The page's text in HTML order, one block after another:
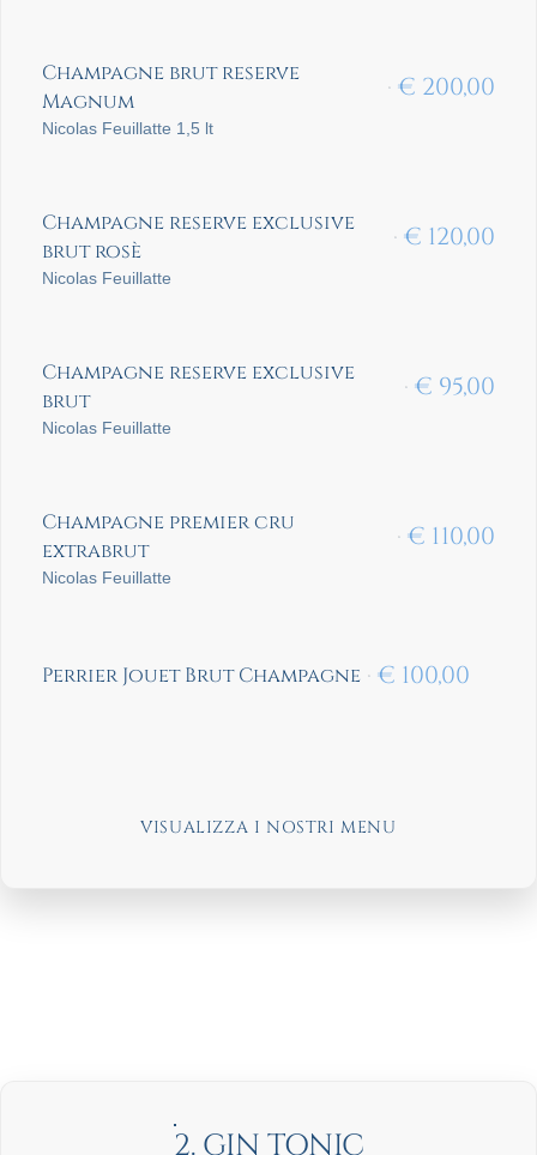
Champagne brut reserve
Magnum
€ 200,00
Nicolas Feuillatte 1,5 lt
Champagne reserve exclusive
brut rosè
€ 120,00
Nicolas Feuillatte
Champagne reserve exclusive
brut
€ 95,00
Nicolas Feuillatte
Champagne premier cru
extrabrut
€ 110,00
Nicolas Feuillatte
Perrier Jouet Brut Champagne € 100,00
VISUALIZZA I NOSTRI MENU
2. GIN TONIC